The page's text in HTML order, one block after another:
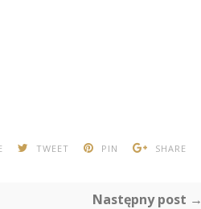
TWEET PIN SHARE
Następny post →